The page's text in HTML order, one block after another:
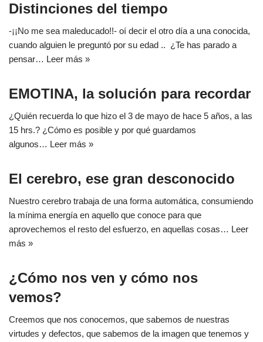
Distinciones del tiempo
-¡¡No me sea maleducado!!- oí decir el otro día a una conocida,
cuando alguien le preguntó por su edad .. ¿Te has parado a
pensar… Leer más »
EMOTINA, la solución para recordar
¿Quién recuerda lo que hizo el 3 de mayo de hace 5 años, a las
15 hrs.? ¿Cómo es posible y por qué guardamos
algunos… Leer más »
El cerebro, ese gran desconocido
Nuestro cerebro trabaja de una forma automática, consumiendo
la mínima energía en aquello que conoce para que
aprovechemos el resto del esfuerzo, en aquellas cosas… Leer
más »
¿Cómo nos ven y cómo nos
vemos?
Creemos que nos conocemos, que sabemos de nuestras
virtudes y defectos, que sabemos de la imagen que tenemos y